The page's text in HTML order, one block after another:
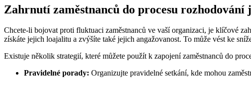
Zahrnutí zaměstnanců do procesu
Chcete-li bojovat proti fluktuaci zaměstnanců ve vaší organizaci, je klíčové
získáte jejich loajalitu a zvýšíte také jejich angažovanost. To může vést ke
Existuje několik strategií, které můžete použít k zapojení zaměstnanců do
Pravidelné porady: Organizujte pravidelné setkání, kde mohou